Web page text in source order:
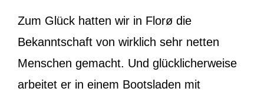
Zum Glück hatten wir in Florø die
Bekanntschaft von wirklich sehr netten
Menschen gemacht. Und glücklicherweise
arbeitet er in einem Bootsladen mit